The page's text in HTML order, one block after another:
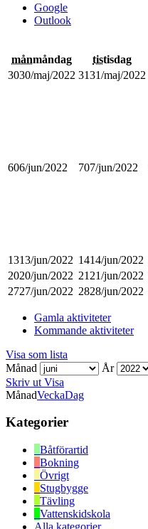
Google
Outlook
månmåndag tistisdag
3030/maj/2022 3131/maj/2022
606/jun/2022 707/jun/2022
1313/jun/2022 1414/jun/2022
2020/jun/2022 21 21/jun/2022
2727/jun/2022 2828/jun/2022
Gamla aktiviteter
Kommande aktiviteter
Visa som lista
Månad
År
Skriv ut Visa
MånadVeckaDag
Kategorier
Båtförartid
Bokning
Övrigt
Stugbygge
Tävling
Vattenskidskola